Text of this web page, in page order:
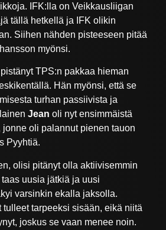
IFK:lla on Veikkausliigan
tällä hetkellä ja IFK olikin
Siihen nähden pisteeseen pitää
myönsi.
TPS:n pakkaa hieman
Hän myönsi, että se
turhan passiivista ja
Jean oli nyt ensimmäistä
jonne oli palannut pienen tauon
Pyyhtiä.
olisi pitänyt olla aktiivisemmin
uusia jätkiä ja uusi
varsinkin ekalla jaksolla.
tulleet tarpeeksi sisään, eikä niitä
joskus se vaan menee noin.